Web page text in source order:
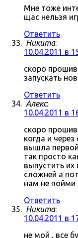
Мне тоже
щас нельзя
Ответить
Никита:
10.04.2011 в
скоро
запускать
Ответить
Алекс:
10.04.2011 в
скоро
когда и
вышла первой
так просто
выпустить их
сложней а
нам не пойми
Ответить
Никита:
10.04.2011 в
не мой , все